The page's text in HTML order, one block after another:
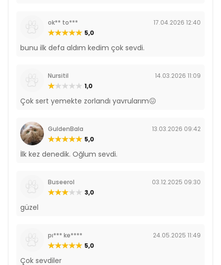
ok** to***
17.04.2026 12:40
5,0
bunu ilk defa aldım kedim çok sevdi.
Nursitil
14.03.2026 11:09
1,0
Çok sert yemekte zorlandı yavrularım😖
GuldenBala
13.03.2026 09:42
5,0
İlk kez denedik. Oğlum sevdi.
Buseerol
03.12.2025 09:30
3,0
güzel
pı*** ke****
24.05.2025 11:49
5,0
Çok sevdiler